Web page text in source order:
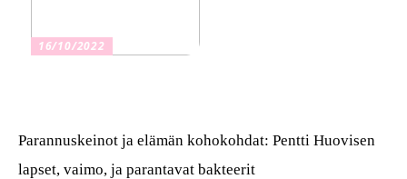
16/10/2022
Parannuskeinot ja elämän kohokohdat: Pentti Huovisen
lapset, vaimo, ja parantavat bakteerit